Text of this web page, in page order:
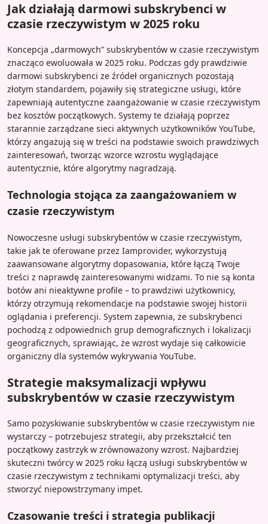
Jak działają darmowi subskrybenci w
czasie rzeczywistym w 2025 roku
Koncepcja „darmowych” subskrybentów w czasie rzeczywistym
znacząco ewoluowała w 2025 roku. Podczas gdy prawdziwie
darmowi subskrybenci ze źródeł organicznych pozostają
złotym standardem, pojawiły się strategiczne usługi, które
zapewniają autentyczne zaangażowanie w czasie rzeczywistym
bez kosztów początkowych. Systemy te działają poprzez
starannie zarządzane sieci aktywnych użytkowników YouTube,
którzy angażują się w treści na podstawie swoich prawdziwych
zainteresowań, tworząc wzorce wzrostu wyglądające
autentycznie, które algorytmy nagradzają.
Technologia stojąca za zaangażowaniem w
czasie rzeczywistym
Nowoczesne usługi subskrybentów w czasie rzeczywistym,
takie jak te oferowane przez Iamprovider, wykorzystują
zaawansowane algorytmy dopasowania, które łączą Twoje
treści z naprawdę zainteresowanymi widzami. To nie są konta
botów ani nieaktywne profile – to prawdziwi użytkownicy,
którzy otrzymują rekomendacje na podstawie swojej historii
oglądania i preferencji. System zapewnia, że subskrybenci
pochodzą z odpowiednich grup demograficznych i lokalizacji
geograficznych, sprawiając, że wzrost wydaje się całkowicie
organiczny dla systemów wykrywania YouTube.
Strategie maksymalizacji wpływu
subskrybentów w czasie rzeczywistym
Samo pozyskiwanie subskrybentów w czasie rzeczywistym nie
wystarczy – potrzebujesz strategii, aby przekształcić ten
początkowy zastrzyk w zrównoważony wzrost. Najbardziej
skuteczni twórcy w 2025 roku łączą usługi subskrybentów w
czasie rzeczywistym z technikami optymalizacji treści, aby
stworzyć niepowstrzymany impet.
Czasowanie treści i strategia publikacji